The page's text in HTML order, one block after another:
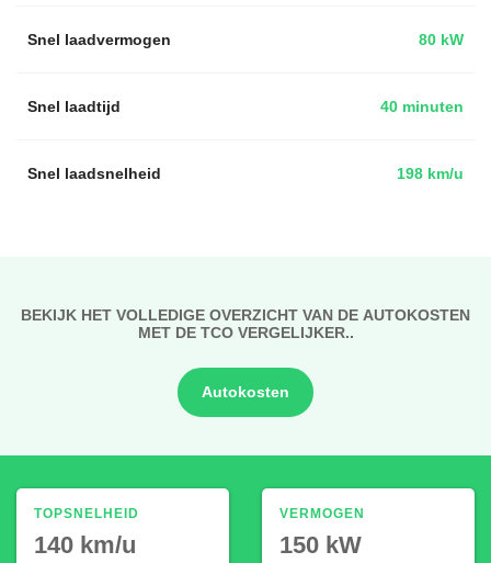
Snel laadvermogen 80 kW
Snel laadtijd 40 minuten
Snel laadsnelheid 198 km/u
BEKIJK HET VOLLEDIGE OVERZICHT VAN DE AUTOKOSTEN
MET DE TCO VERGELIJKER..
Autokosten
TOPSNELHEID
140 km/u
VERMOGEN
150 kW